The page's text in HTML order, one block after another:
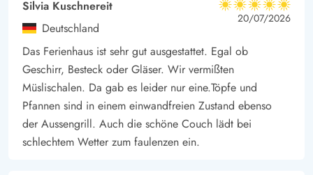
Silvia Kuschnereit
Deutschland
5 von 5
5 von 5
5 out of 5
20/07/2026
Das Ferienhaus ist sehr gut ausgestattet. Egal ob
Geschirr, Besteck oder Gläser. Wir vermißten
Müslischalen. Da gab es leider nur eine.Töpfe und
Pfannen sind in einem einwandfreien Zustand ebenso
der Aussengrill. Auch die schöne Couch lädt bei
schlechtem Wetter zum faulenzen ein.